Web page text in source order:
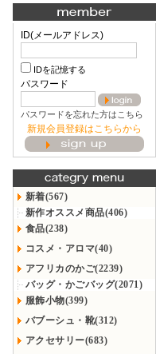
ID(メールアドレス)
IDを記憶する
パスワード
パスワードを忘れた方はこちら
新規会員登録はこちらから
新着(567)
新作オススメ商品(406)
食品(238)
コスメ・アロマ(40)
アフリカのかご(2239)
バッグ・かごバッグ(2071)
服飾小物(399)
バブーシュ・靴(312)
アクセサリー(683)